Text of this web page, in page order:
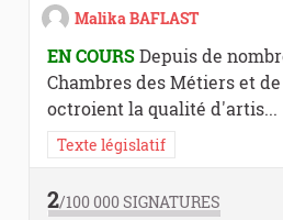
Malika BAFLAST
EN COURSDepuis de
Chambres des Métiers et
octroient la qualité d'artis...
Texte législatif
2/100 000SIGNATURES